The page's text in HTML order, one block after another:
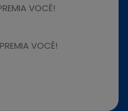
VOCÊ!
VOCÊ!